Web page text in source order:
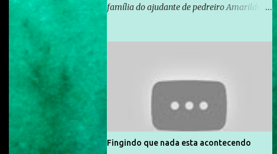
família do ajudante de pedreiro Amarildo de
Rocinha. A assessora de Direitos Humanos
da Anistia Internacional, Renata Neder, disse
à Agência Brasil que ações e atividades de
mobilização são feitas normalmente pela
organização não governamental. As ações
de solidariedade são promovidas em apoio
Fingindo que nada esta acontecendo